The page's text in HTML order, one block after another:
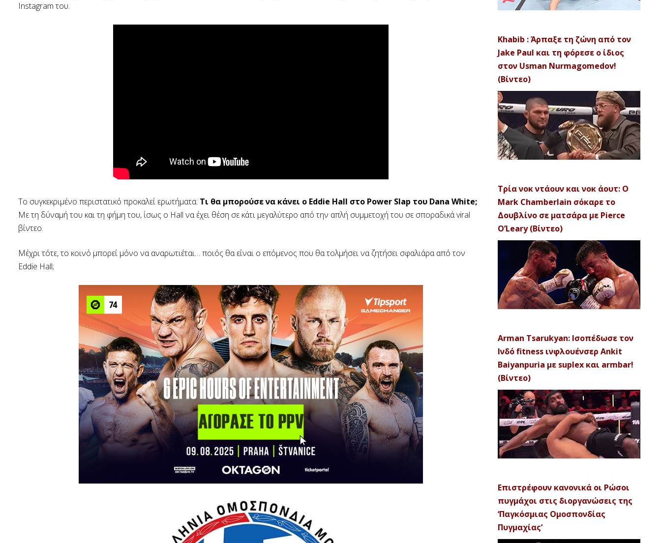
Instagram του.
Το συγκεκριμένο περιστατικό προκαλεί ερωτήματα: Τι θα μπορούσε να κάνει ο Eddie Hall στο Power Slap του Dana White;
Με τη δύναμή του και τη φήμη του, ίσως ο Hall να έχει θέση σε κάτι μεγαλύτερο από την απλή συμμετοχή του σε σποραδικά viral
βίντεο.
Μέχρι τότε, το κοινό μπορεί μόνο να αναρωτιέται… ποιός θα είναι ο επόμενος που θα τολμήσει να ζητήσει σφαλιάρα από τον
Eddie Hall;
Khabib : Άρπαξε τη ζώνη από τον
Jake Paul και τη φόρεσε ο ίδιος
στον Usman Nurmagomedov!
(Βίντεο)
Τρία νοκ ντάουν και νοκ άουτ: Ο
Mark Chamberlain σόκαρε το
Δουβλίνο σε ματσάρα με Pierce
O’Leary (Βίντεο)
Arman Tsarukyan: Ισοπέδωσε τον
Ινδό fitness ινφλουένσερ Ankit
Baiyanpuria με suplex και armbar!
(Βίντεο)
Επιστρέφουν κανονικά οι Ρώσοι
πυγμάχοι στις διοργανώσεις της
‘Παγκόσμιας Ομοσπονδίας
Πυγμαχίας’